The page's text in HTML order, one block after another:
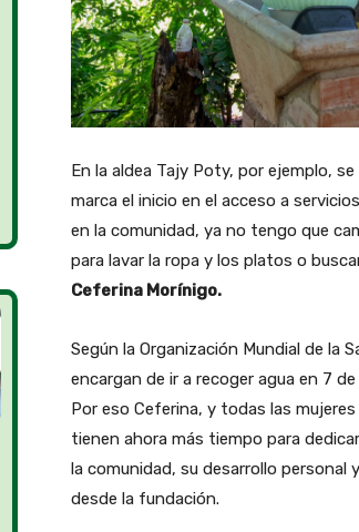
En la aldea Tajy Poty, por ejemplo,
marca el inicio en el acceso a
en la comunidad, ya no tengo que
para lavar la ropa y los platos o
Ceferina Morínigo.
Según la Organización Mundial de la
encargan de ir a recoger agua en 7
Por eso Ceferina, y todas las
tienen ahora más tiempo para
la comunidad, su desarrollo
desde la fundación.